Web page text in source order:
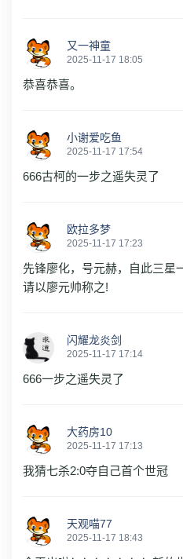
又一神童
2025-11-17 18:05
恭喜恭喜。
小谢爱吃鱼
2025-11-17 17:54
666古柯的一步之遥失灵了
欧拉多梦
2025-11-17 17:23
先锋廖化，号元赫，自此三星
请以廖元帅称之!
闪耀龙炎剑
2025-11-17 17:14
666一步之遥失灵了
大药房10
2025-11-17 17:13
我猜七杀2:0夺自己首个世冠
天观喵77
2025-11-17 18:43